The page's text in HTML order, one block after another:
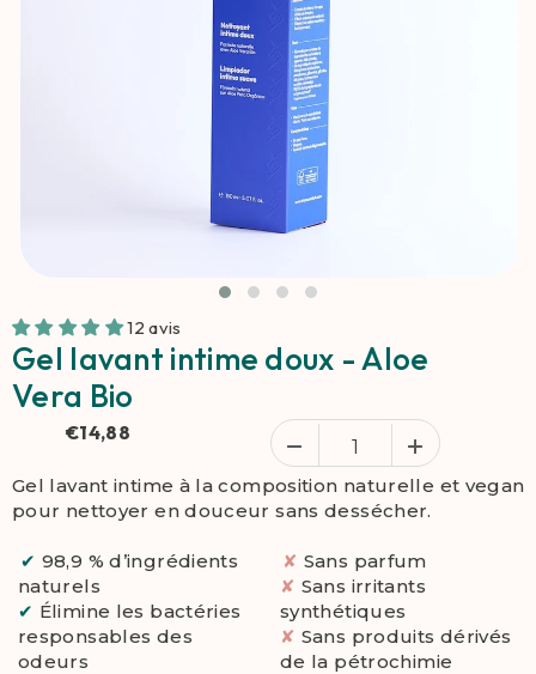
12 avis
Gel lavant intime doux - Aloe
Vera Bio
€14,88
Gel lavant intime à la composition naturelle et vegan
pour nettoyer en douceur sans dessécher.
✔ 98,9 % d’ingrédients
naturels
✔ Élimine les bactéries
responsables des
odeurs
✘ Sans parfum
✘ Sans irritants
synthétiques
✘ Sans produits dérivés
de la pétrochimie